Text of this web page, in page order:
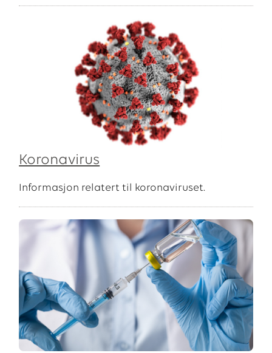
Koronavirus
Informasjon relatert til koronaviruset.